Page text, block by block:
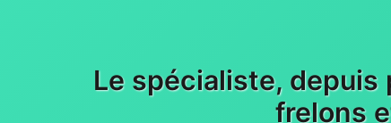
Le spécialiste, depuis
frelons